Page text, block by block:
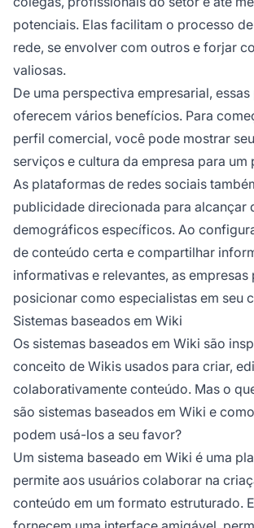
potenciais. Elas facilitam o processo
rede, se envolver com outros e forjar
valiosas.
De uma perspectiva empresarial,
oferecem vários benefícios. Para
perfil comercial, você pode mostrar
serviços e cultura da empresa para
As plataformas de redes sociais
publicidade direcionada para alcançar
demográficos específicos. Ao
de conteúdo certa e compartilhar
informativas e relevantes, as empresas
posicionar como especialistas em seu
Sistemas baseados em Wiki
Os sistemas baseados em Wiki são
conceito de Wikis usados para criar,
colaborativamente conteúdo. Mas o
são sistemas baseados em Wiki e
podem usá-los a seu favor?
Um sistema baseado em Wiki é uma
permite aos usuários colaborar na
conteúdo em um formato estruturado.